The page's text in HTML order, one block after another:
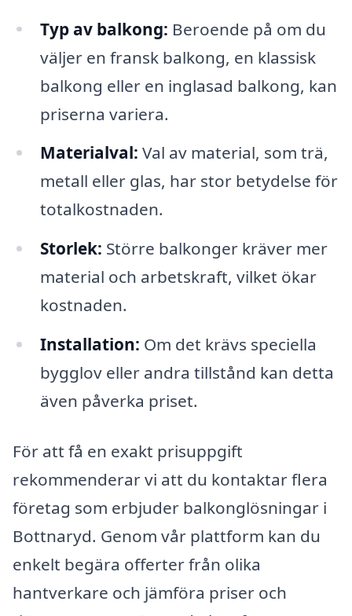
Typ av balkong: Beroende på om du
väljer en fransk balkong, en klassisk
balkong eller en inglasad balkong, kan
priserna variera.
Materialval: Val av material, som trä,
metall eller glas, har stor betydelse för
totalkostnaden.
Storlek: Större balkonger kräver mer
material och arbetskraft, vilket ökar
kostnaden.
Installation: Om det krävs speciella
bygglov eller andra tillstånd kan detta
även påverka priset.
För att få en exakt prisuppgift
rekommenderar vi att du kontaktar flera
företag som erbjuder balkonglösningar i
Bottnaryd. Genom vår plattform kan du
enkelt begära offerter från olika
hantverkare och jämföra priser och